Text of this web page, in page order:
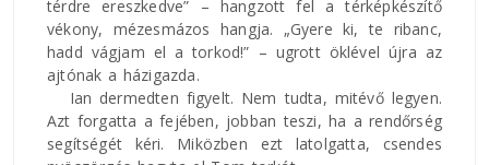
térdre ereszkedve” – hangzott fel a térképkészítő
vékony, mézesmázos hangja. „Gyere ki, te ribanc,
hadd vágjam el a torkod!” – ugrott öklével újra az
ajtónak a házigazda.
Ian dermedten figyelt. Nem tudta, mitévő legyen.
Azt forgatta a fejében, jobban teszi, ha a rendőrség
segítségét kéri. Miközben ezt latolgatta, csendes